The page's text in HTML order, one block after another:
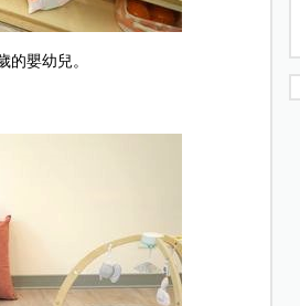
嬰幼兒。